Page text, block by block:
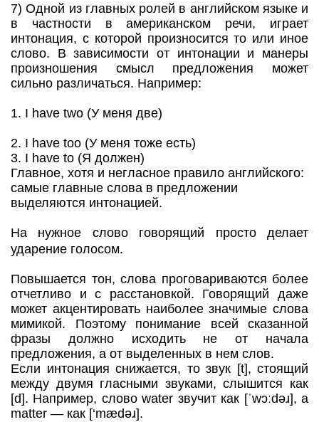
7) Одной из главных ролей в английском языке и
в частности в американском речи, играет
интонация, с которой произносится то или иное
слово. В зависимости от интонации и манеры
произношения смысл предложения может
сильно различаться. Например:
1. I have two (У меня две)
2. I have too (У меня тоже есть)
3. I have to (Я должен)
Главное, хотя и негласное правило английского:
самые главные слова в предложении
выделяются интонацией.
На нужное слово говорящий просто делает
ударение голосом.
Повышается тон, слова проговариваются более
отчетливо и с расстановкой. Говорящий даже
может акцентировать наиболее значимые слова
мимикой. Поэтому понимание всей сказанной
фразы должно исходить не от начала
предложения, а от выделенных в нем слов.
Если интонация снижается, то звук [t], стоящий
между двумя гласными звуками, слышится как
[d]. Например, слово water звучит как [ˈwɔːdəɹ], а
matter — как [‘mædəɹ].